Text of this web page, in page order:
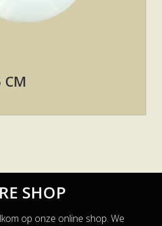
CM
SHOP
op onze online shop. We